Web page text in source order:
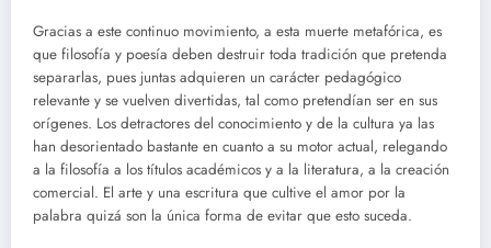
Gracias a este continuo movimiento, a esta muerte metafórica, es
que filosofía y poesía deben destruir toda tradición que pretenda
separarlas, pues juntas adquieren un carácter pedagógico
relevante y se vuelven divertidas, tal como pretendían ser en sus
orígenes. Los detractores del conocimiento y de la cultura ya las
han desorientado bastante en cuanto a su motor actual, relegando
a la filosofía a los títulos académicos y a la literatura, a la creación
comercial. El arte y una escritura que cultive el amor por la
palabra quizá son la única forma de evitar que esto suceda.